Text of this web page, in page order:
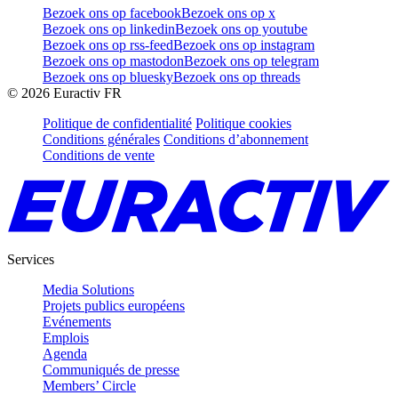
Bezoek ons op facebookBezoek ons op x
Bezoek ons op linkedinBezoek ons op youtube
Bezoek ons op rss-feedBezoek ons op instagram
Bezoek ons op mastodonBezoek ons op telegram
Bezoek ons op blueskyBezoek ons op threads
© 2026 Euractiv FR
Politique de confidentialité Politique cookies
Conditions générales Conditions d’abonnement
Conditions de vente
Services
Media Solutions
Projets publics européens
Evénements
Emplois
Agenda
Communiqués de presse
Members’ Circle